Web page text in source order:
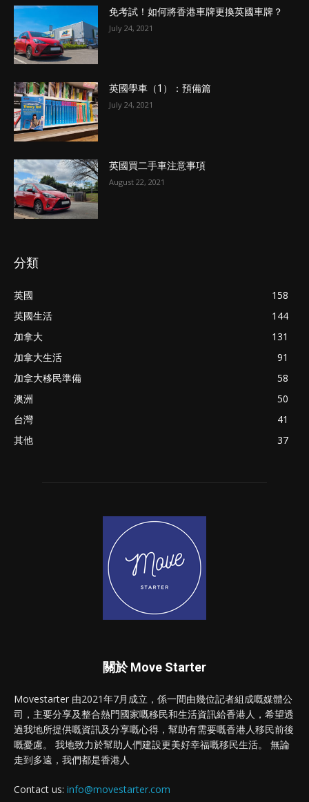
免考試！如何將香港車牌更換英國車牌？
July 24, 2021
英國學車（1）：預備篇
July 24, 2021
英國買二手車注意事項
August 22, 2021
分類
英國
158
英國生活
144
加拿大
131
加拿大生活
91
加拿大移民準備
58
澳洲
50
台灣
41
其他
37
關於 Move Starter
Movestarter 由2021年7月成立，係一間由幾位記者組成嘅媒體公
司，主要分享及整合熱門國家嘅移民和生活資訊給香港人，希望透
過我地所提供嘅資訊及分享嘅心得，幫助有需要嘅香港人移民前後
嘅憂慮。 我地致力於幫助人們建設更美好幸福嘅移民生活。 無論
走到多遠，我們都是香港人
Contact us: info@movestarter.com